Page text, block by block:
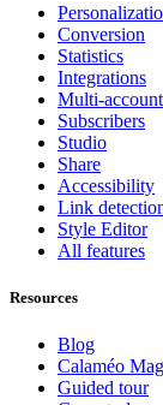
Conversion
Statistics
Integrations
Multi-
Subscribers
Studio
Share
Accessibility
Link
Style Editor
All features
Resources
Blog
Calaméo Mag
Guided tour